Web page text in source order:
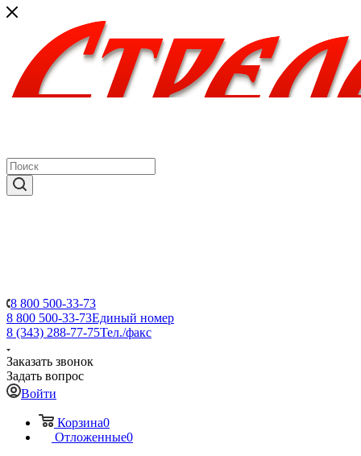
8 800 500-33-73
8 800 500-33-73Единый номер
8 (343) 288-77-75Тел./факс
Заказать звонок
Задать вопрос
Войти
Корзина0
Отложенные0